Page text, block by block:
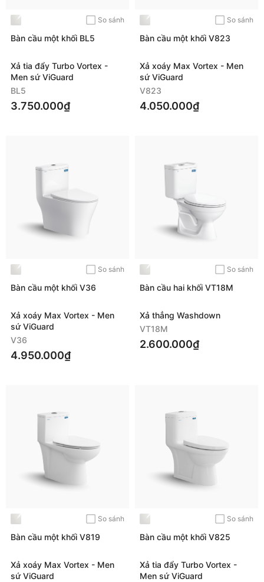
So sánh
Bàn cầu một khối BL5
Xả tia đẩy Turbo Vortex -
Men sứ ViGuard
BL5
3.750.000₫
So sánh
Bàn cầu một khối V823
Xả xoáy Max Vortex - Men
sứ ViGuard
V823
4.050.000₫
So sánh
Bàn cầu một khối V36
Xả xoáy Max Vortex - Men
sứ ViGuard
V36
4.950.000₫
So sánh
Bàn cầu hai khối VT18M
Xả thẳng Washdown
VT18M
2.600.000₫
So sánh
Bàn cầu một khối V819
Xả xoáy Max Vortex - Men
sứ ViGuard
So sánh
Bàn cầu một khối V825
Xả tia đẩy Turbo Vortex -
Men sứ ViGuard